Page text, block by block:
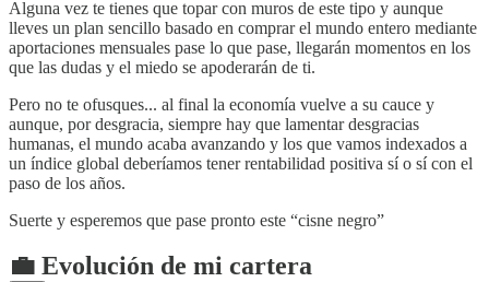
Alguna vez te tienes que topar con muros de este tipo y aunque
lleves un plan sencillo basado en comprar el mundo entero mediante
aportaciones mensuales pase lo que pase, llegarán momentos en los
que las dudas y el miedo se apoderarán de ti.
Pero no te ofusques... al final la economía vuelve a su cauce y
aunque, por desgracia, siempre hay que lamentar desgracias
humanas, el mundo acaba avanzando y los que vamos indexados a
un índice global deberíamos tener rentabilidad positiva sí o sí con el
paso de los años.
Suerte y esperemos que pase pronto este “cisne negro”
💼 Evolución de mi cartera